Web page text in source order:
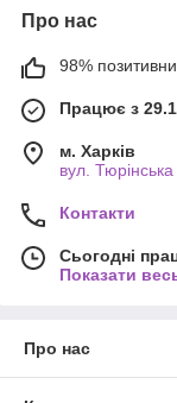
Про нас
98%
Працює з
м. Харків
вул.
Контакти
Сьогодні
Показати
Про нас